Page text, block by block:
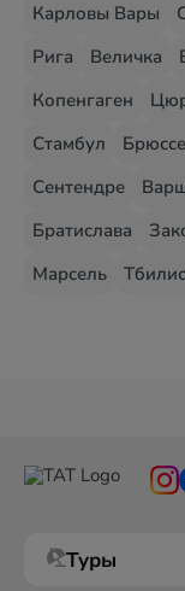
Карловы Вары
Рига
Величка
Копенгаген
Стамбул
Сентендре
Братислава
Марсель
Туры